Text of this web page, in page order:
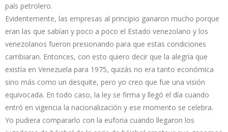
país petrolero.
Evidentemente, las empresas al principio ganaron mucho porque
eran las que sabían y poco a poco el Estado venezolano y los
venezolanos fueron presionando para que estas condiciones
cambiaran. Entonces, con esto quiero decir que la alegría que
existía en Venezuela para 1975, quizás no era tanto económica
sino más como un desquite, pero yo creo que fue una visión
equivocada. En todo caso, la ley se firma y llegó el día cuando
entró en vigencia la nacionalización y ese momento se celebra.
Yo pudiera compararlo con la euforia cuando llegaron los